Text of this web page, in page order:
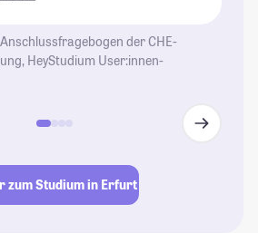
der CHE-
HeyStudium User:innen-
zum Studium in Erfurt